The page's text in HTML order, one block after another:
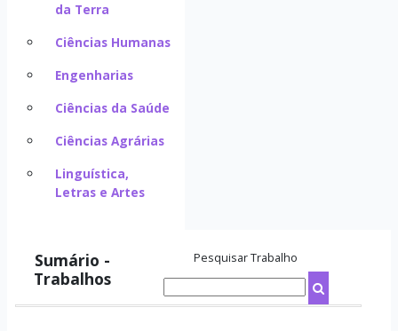
da Terra
Ciências Humanas
Engenharias
Ciências da Saúde
Ciências Agrárias
Linguística,
Letras e Artes
Sumário -
Trabalhos
Pesquisar Trabalho